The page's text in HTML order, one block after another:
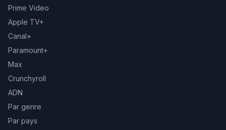
Prime Video
Apple TV+
Canal+
Paramount+
Max
Crunchyroll
ADN
Par genre
Par pays